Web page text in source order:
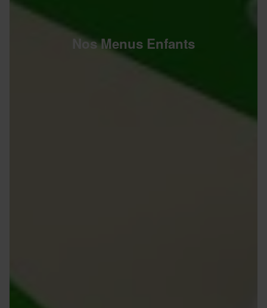
Nos Menus Enfants